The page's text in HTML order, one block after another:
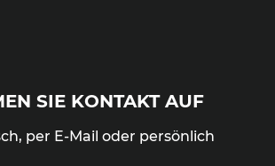
SIE KONTAKT AUF
per E-Mail oder persönlich